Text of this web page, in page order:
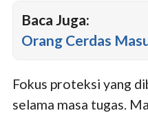
Baca Juga:
Orang Cerdas
Fokus proteksi yang
selama masa tugas.